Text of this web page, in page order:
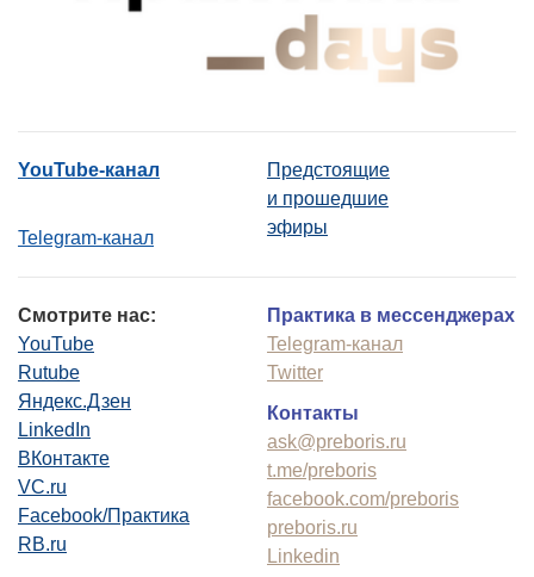
YouTube-канал
Telegram-канал
Предстоящие
и прошедшие
эфиры
Смотрите нас:
YouTube
Rutube
Яндекс.Дзен
LinkedIn
ВКонтакте
VC.ru
Facebook/Практика
RB.ru
Практика в мессенджерах
Telegram-канал
Twitter
Контакты
ask@preboris.ru
t.me/preboris
facebook.com/preboris
preboris.ru
Linkedin